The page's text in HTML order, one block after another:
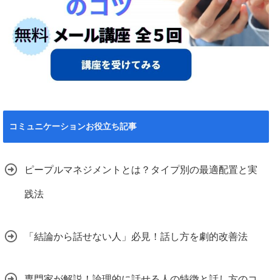
コミュニケーションお役立ち記事
ピープルマネジメントとは？タイプ別の最適配置と実
践法
「結論から話せない人」必見！話し方を劇的改善法